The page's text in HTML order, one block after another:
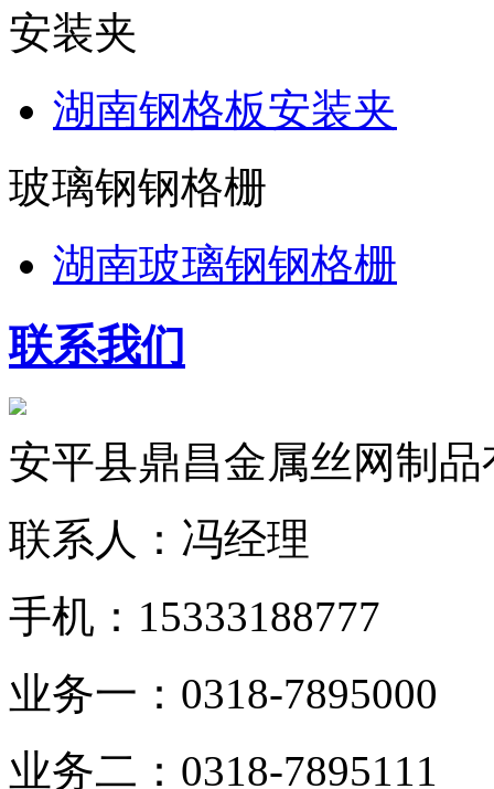
安装夹
湖南钢格板安装夹
玻璃钢钢格栅
湖南玻璃钢钢格栅
联系我们
安平县鼎昌金属丝网制
联系人：冯经理
手机：15333188777
业务一：0318-7895000
业务二：0318-7895111